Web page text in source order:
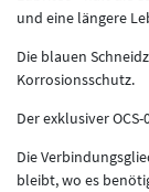
und eine längere
Die blauen
Korrosionsschutz.
Der exklusiver
Die
bleibt, wo es